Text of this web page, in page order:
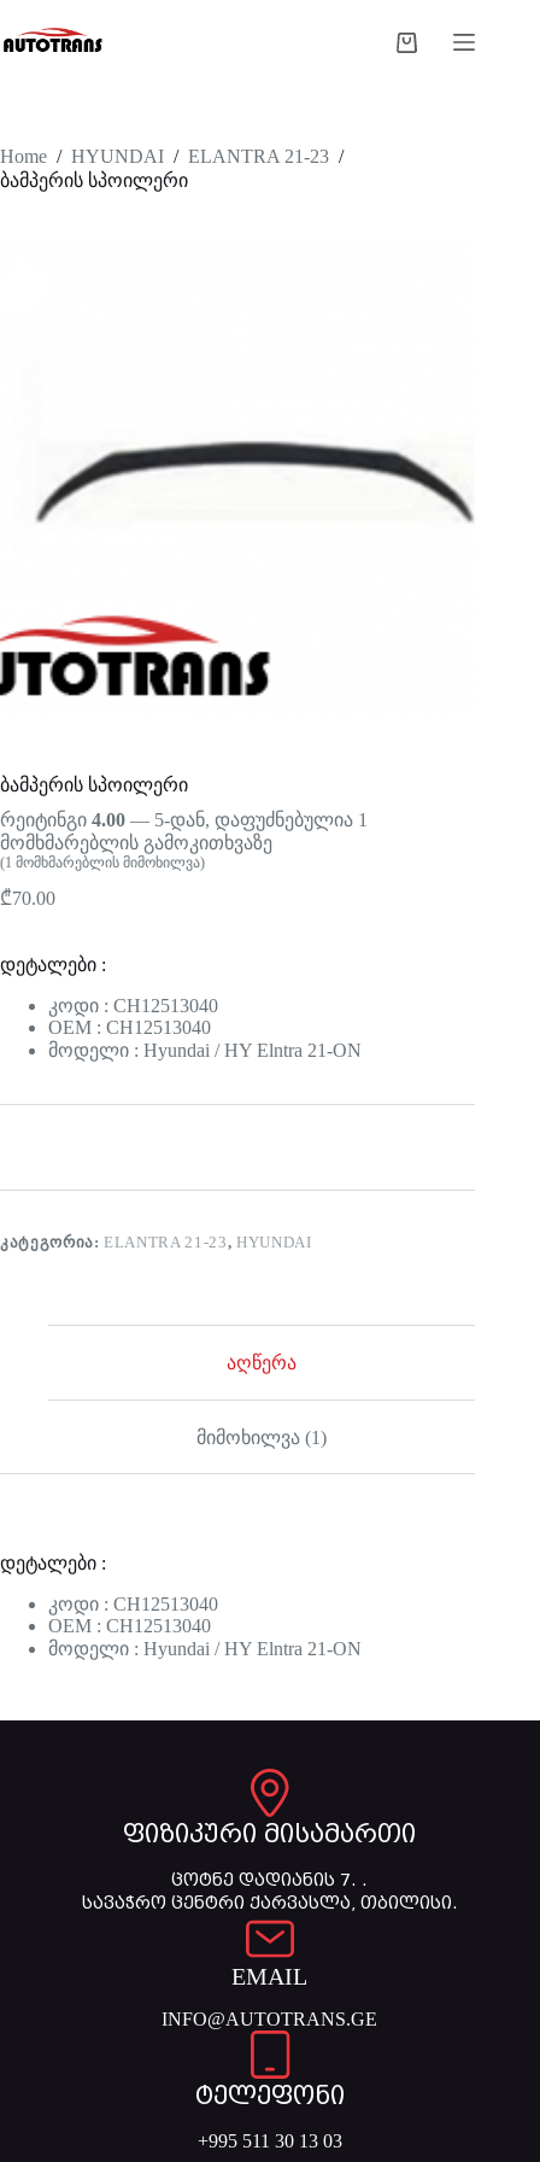
Home / HYUNDAI / ELANTRA 21-23 /
ბამპერის სპოილერი
ბამპერის სპოილერი
რეიტინგი 4.00 — 5-დან, დაფუძნებულია 1
მომხმარებლის გამოკითხვაზე
(1 მომხმარებლის მიმოხილვა)
₾70.00
დეტალები :
კოდი : CH12513040
OEM : CH12513040
მოდელი : Hyundai / HY Elntra 21-ON
ᲙᲐᲢᲔᲒᲝᲠᲘᲐ:ELANTRA 21-23, HYUNDAI
აღწერა
მიმოხილვა (1)
დეტალები :
კოდი : CH12513040
OEM : CH12513040
მოდელი : Hyundai / HY Elntra 21-ON
ფიზიკური მისამართი
ცოტნე დადიანის 7. .
სავაჭრო ცენტრი ქარვასლა, თბილისი.
EMAIL
INFO@AUTOTRANS.GE
ტელეფონი
+995 511 30 13 03